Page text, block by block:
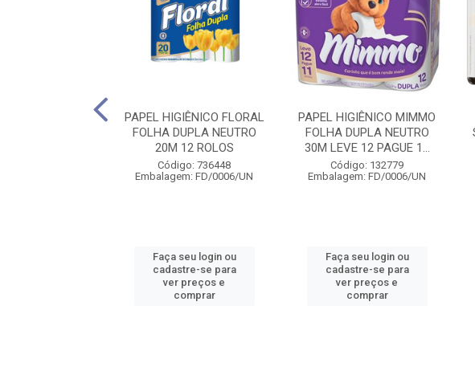
PAPEL HIGIÊNICO FLORAL
FOLHA DUPLA NEUTRO
20M 12 ROLOS
Código: 736448
Embalagem: FD/0006/UN
Faça seu login ou
cadastre-se para
ver preços e
comprar
PAPEL HIGIÊNICO MIMMO
FOLHA DUPLA NEUTRO
30M LEVE 12 PAGUE 1...
Código: 132779
Embalagem: FD/0006/UN
Faça seu login ou
cadastre-se para
ver preços e
comprar